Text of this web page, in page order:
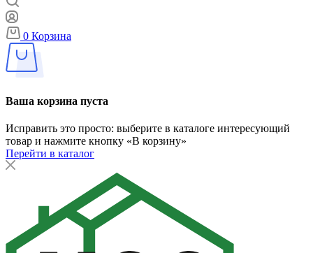
0 Корзина
Ваша корзина пуста
Исправить это просто: выберите в каталоге интересующий
товар и нажмите кнопку «В корзину»
Перейти в каталог